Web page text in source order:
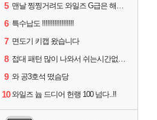
5 맨날 찡찡거려도 와일즈 G급은 해야하니까 접속 jpg
6 특수납도 !!!!!!!!!!!!!!!!!!
7 면도기 키캡 왔습니다
8 접대 패턴 많이 나와서 쉬는시간없이 빡딜한것같은데..
9 와 공3호석 떴슴당
10 와일즈 늅 드디어 헌랭 100 넘다..!!